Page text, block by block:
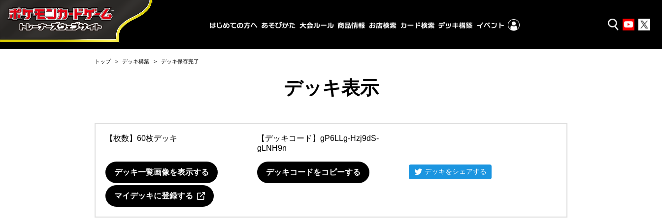
トップ デッキ構築 デッキ保存完了
デッキ表示
【枚数】60枚デッキ 【デッキコード】 gP6LLg-Hzj9dS-
gLNH9n
デッキ一覧画像を表示する デッキコードをコピーする デッキをシェアする
マイデッキに登録する